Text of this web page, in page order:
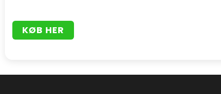
KØB HER